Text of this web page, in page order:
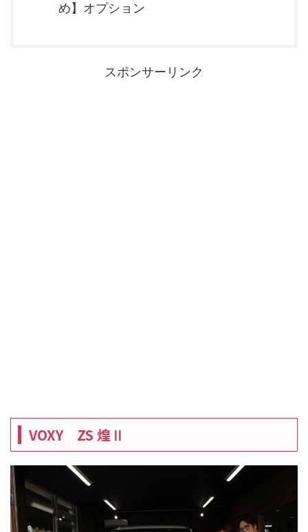
め】オプション
スポンサーリンク
VOXY ZS 煌Ⅱ